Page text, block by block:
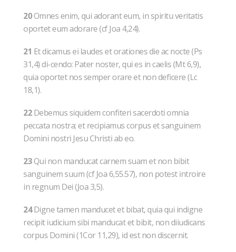
20Omnes enim, qui adorant eum, in spiritu veritatis
oportet eum adorare (cf Joa 4,24).
21 Et dicamus ei laudes et orationes die ac nocte (Ps
31,4) di-cendo: Pater noster, qui es in caelis (Mt 6,9),
quia oportet nos semper orare et non deficere (Lc
18,1).
22Debemus siquidem confiteri sacerdoti omnia
peccata nostra; et recipiamus corpus et sanguinem
Domini nostri Jesu Christi ab eo.
23Qui non manducat carnem suam et non bibit
sanguinem suum (cf Joa 6,55.57), non potest introire
in regnum Dei (Joa 3,5).
24Digne tamen manducet et bibat, quia qui indigne
recipit iudicium sibi manducat et bibit, non diiudicans
corpus Domini (1Cor 11,29), id est non discernit.